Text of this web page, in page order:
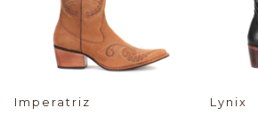
Imperatriz Lynix